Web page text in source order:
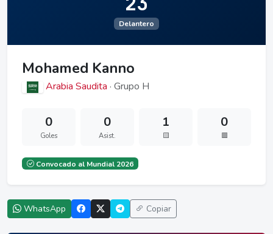
Delantero
Mohamed Kanno
Arabia Saudita · Grupo H
0
Goles
0
Asist.
1
🟨
0
🟥
Convocado al Mundial 2026
WhatsApp Copiar